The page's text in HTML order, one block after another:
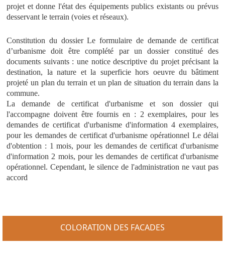
projet et donne l'état des équipements publics existants ou prévus
desservant le terrain (voies et réseaux).
Constitution du dossier Le formulaire de demande de certificat
d’urbanisme doit être complété par un dossier constitué des
documents suivants : une notice descriptive du projet précisant la
destination, la nature et la superficie hors oeuvre du bâtiment
projeté un plan du terrain et un plan de situation du terrain dans la
commune.
La demande de certificat d'urbanisme et son dossier qui
l'accompagne doivent être fournis en : 2 exemplaires, pour les
demandes de certificat d'urbanisme d'information 4 exemplaires,
pour les demandes de certificat d'urbanisme opérationnel Le délai
d'obtention : 1 mois, pour les demandes de certificat d'urbanisme
d'information 2 mois, pour les demandes de certificat d'urbanisme
opérationnel. Cependant, le silence de l'administration ne vaut pas
accord
COLORATION DES FACADES